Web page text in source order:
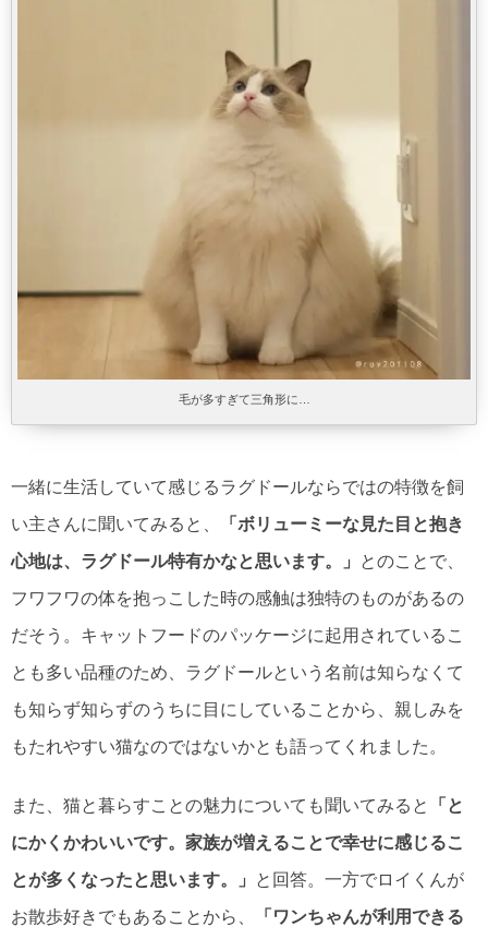
毛が多すぎて三角形に…
一緒に生活していて感じるラグドールならではの特徴を飼
い主さんに聞いてみると、
「ボリューミーな見た目と抱き
心地は、ラグドール特有かなと思います。」
とのことで、
フワフワの体を抱っこした時の感触は独特のものがあるの
だそう。キャットフードのパッケージに起用されているこ
とも多い品種のため、ラグドールという名前は知らなくて
も知らず知らずのうちに目にしていることから、親しみを
もたれやすい猫なのではないかとも語ってくれました。
また、猫と暮らすことの魅力についても聞いてみると
「と
にかくかわいいです。家族が増えることで幸せに感じるこ
とが多くなったと思います。」
と回答。一方でロイくんが
お散歩好きでもあることから、
「ワンちゃんが利用できる